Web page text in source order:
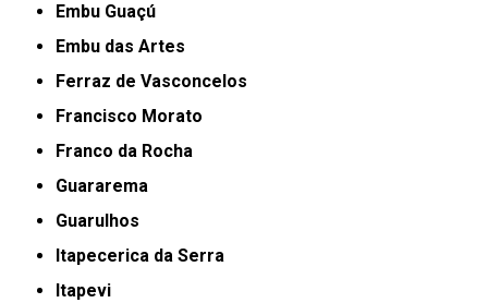
Embu Guaçú
Embu das Artes
Ferraz de Vasconcelos
Francisco Morato
Franco da Rocha
Guararema
Guarulhos
Itapecerica da Serra
Itapevi